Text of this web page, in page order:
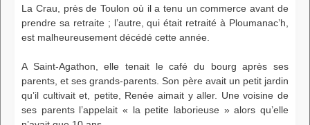
La Crau, près de Toulon où il a tenu un commerce avant de
prendre sa retraite ; l’autre, qui était retraité à Ploumanac’h,
est malheureusement décédé cette année.
A Saint-Agathon, elle tenait le café du bourg après ses
parents, et ses grands-parents. Son père avait un petit jardin
qu’il cultivait et, petite, Renée aimait y aller. Une voisine de
ses parents l’appelait « la petite laborieuse » alors qu’elle